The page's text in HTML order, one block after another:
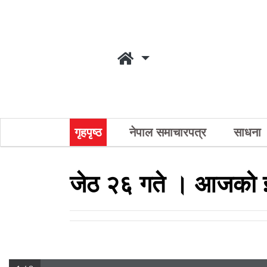
गृहपृष्ठ नेपाल समाचारपत्र साधना
जेठ २६ गते । आजको